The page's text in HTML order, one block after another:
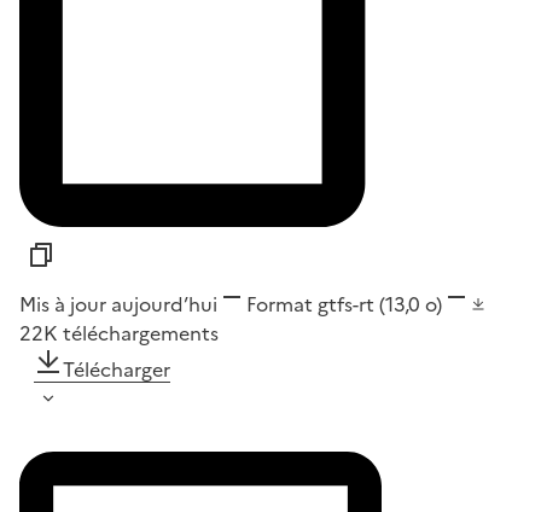
Mis à jour aujourd’hui Format gtfs-rt (13,0 o)
22K téléchargements
Télécharger